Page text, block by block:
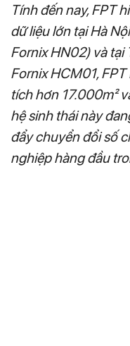
Tính đến nay, FPT
dữ liệu lớn tại Hà
Fornix HN02) và tại
Fornix HCM01,
tích hơn 17.000m²
hệ sinh thái này
đẩy chuyển đổi số
nghiệp hàng đầu